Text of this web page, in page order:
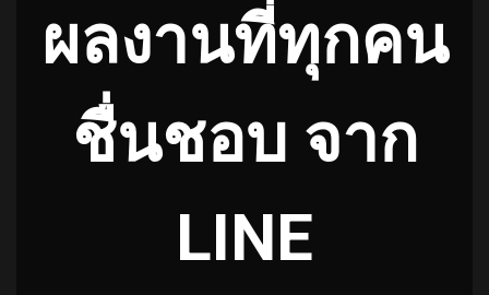
ผลงานที่ทุกคน
ชื่นชอบ จาก
LINE